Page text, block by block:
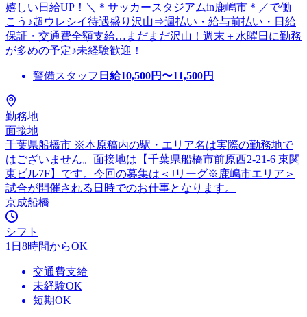
嬉しい日給UP！＼＊サッカースタジアムin鹿嶋市＊／で働
こう♪超ウレシイ待遇盛り沢山⇒週払い・給与前払い・日給
保証・交通費全額支給…まだまだ沢山！週末＋水曜日に勤務
が多めの予定♪未経験歓迎！
警備スタッフ 日給10,500円〜11,500円
勤務地
面接地
千葉県船橋市 ※本原稿内の駅・エリア名は実際の勤務地で
はございません。面接地は【千葉県船橋市前原西2-21-6 東関
東ビル7F】です。今回の募集は＜Jリーグ※鹿嶋市エリア＞
試合が開催される日時でのお仕事となります。
京成船橋
シフト
1日8時間からOK
交通費支給
未経験OK
短期OK